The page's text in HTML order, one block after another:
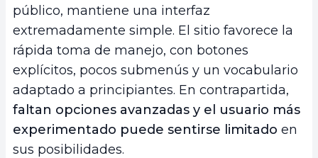
público, mantiene una interfaz
extremadamente simple. El sitio favorece la
rápida toma de manejo, con botones
explícitos, pocos submenús y un vocabulario
adaptado a principiantes. En contrapartida,
faltan opciones avanzadas y el usuario más
experimentado puede sentirse limitado en
sus posibilidades.